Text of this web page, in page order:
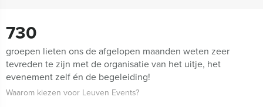
730
groepen lieten ons de afgelopen maanden weten zeer
tevreden te zijn met de organisatie van het uitje, het
evenement zelf én de begeleiding!
Waarom kiezen voor Leuven Events?